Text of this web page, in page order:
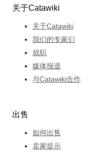
关于Catawiki
关于Catawiki
我们的专家们
就职
媒体报道
与Catawiki合作
出售
如何出售
卖家提示